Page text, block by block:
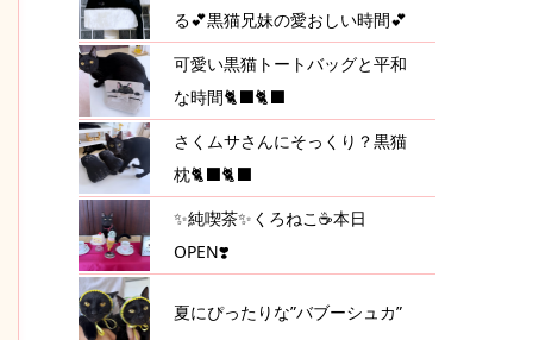
る💕黒猫兄妹の愛おしい時間💕
可愛い黒猫トートバッグと平和
な時間🐈‍⬛🐈‍⬛
さくムサさんにそっくり？黒猫
枕🐈‍⬛🐈‍⬛
✨純喫茶✨くろねこ☕️本日
OPEN❣️
夏にぴったりな”バブーシュカ”